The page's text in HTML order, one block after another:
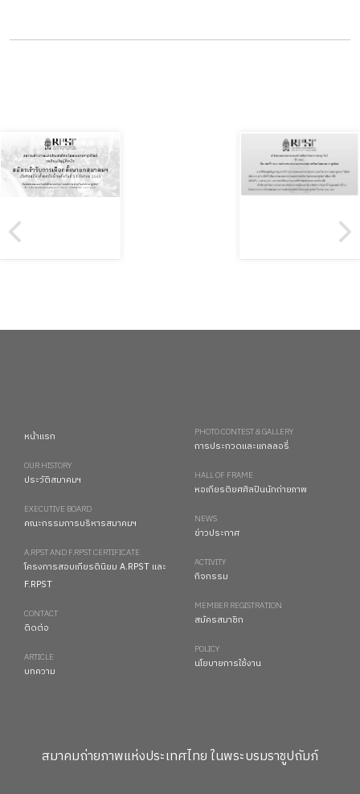
หน้าแรก
OUR HISTORY
ประวัติสมาคมฯ
EXECUTIVE BOARD
คณะกรรมการบริหารสมาคมฯ
A.RPST AND F.RPST CERTIFICATE
โครงการสอบเกียรตินิยม A.RPST และ
F.RPST
CONTACT
ติดต่อ
ARTICLE
บทความ
PHOTO CONTEST & GALLERY
การประกวดและแกลลอรี่
HALL OF FRAME
หอเกียรติยศศิลปินนักถ่ายภาพ
NEWS
ข่าวประกาศ
ACTIVITY
กิจกรรม
MEMBER REGISTRATION
สมัครสมาชิก
POLICY
นโยบายการใช้งาน
สมาคมถ่ายภาพแห่งประเทศไทย ในพระบรมราชูปถัมภ์